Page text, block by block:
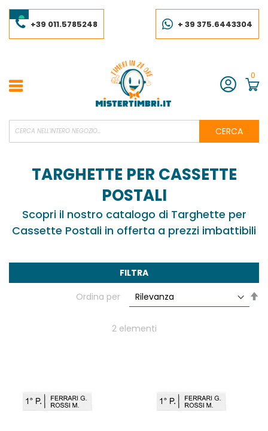
al
contenuto+39 011.5785248 + 39 375.6443304
Account
0
CERCA
TARGHETTE PER CASSETTE
POSTALI
Scopri il nostro catalogo di Targhette per
Cassette Postali in offerta a prezzi imbattibili
2elementi
Ordina per
FILTRA